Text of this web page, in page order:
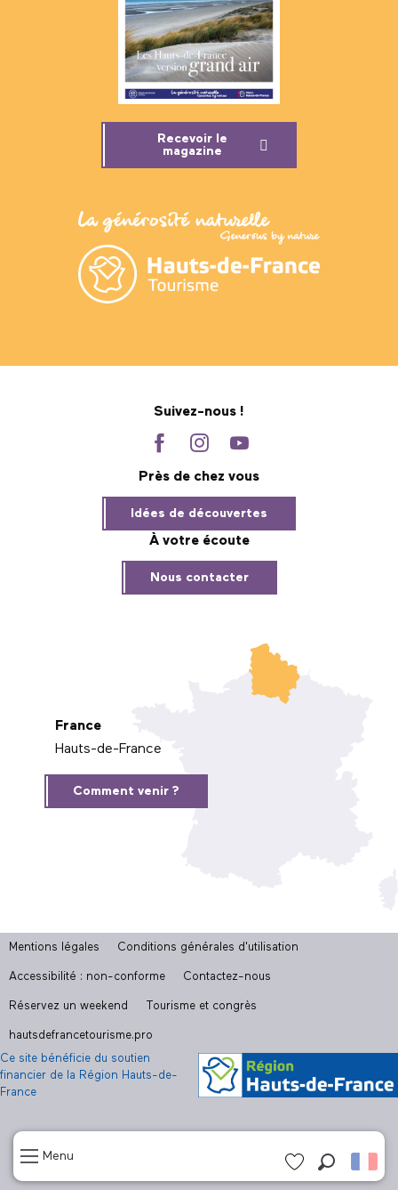
Menu
Recherche
Recevoir le
magazine
Suivez-nous !
Près de chez vous
Idées de découvertes
À votre écoute
Nous contacter
France
Hauts-de-France
Comment venir ?
Mentions légales Conditions générales d'utilisation
Accessibilité : non-conforme Contactez-nous
Réservez un weekend Tourisme et congrès
hautsdefrancetourisme.pro
Ce site bénéficie du soutien
financier de la Région Hauts-de-
France